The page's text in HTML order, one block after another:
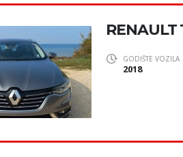
RENAULT
GODIŠTE VOZILA
2018